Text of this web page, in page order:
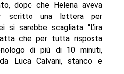
dopo che Helena aveva
scritto una lettera per
si sarebbe scagliata “L’ira
che per tutta risposta
di più di 10 minuti,
Luca Calvani, stanco e